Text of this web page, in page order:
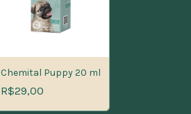
Chemital Puppy 20 ml
R$29,00